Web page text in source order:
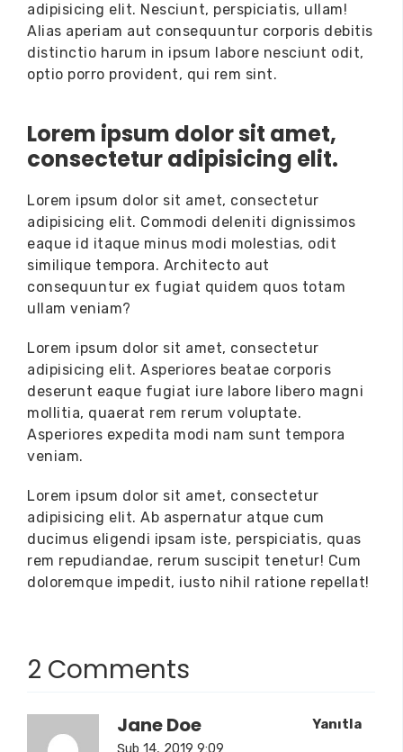
adipisicing elit. Nesciunt, perspiciatis, ullam!
Alias aperiam aut consequuntur corporis debitis
distinctio harum in ipsum labore nesciunt odit,
optio porro provident, qui rem sint.
Lorem ipsum dolor sit amet,
consectetur adipisicing elit.
Lorem ipsum dolor sit amet, consectetur
adipisicing elit. Commodi deleniti dignissimos
eaque id itaque minus modi molestias, odit
similique tempora. Architecto aut
consequuntur ex fugiat quidem quos totam
ullam veniam?
Lorem ipsum dolor sit amet, consectetur
adipisicing elit. Asperiores beatae corporis
deserunt eaque fugiat iure labore libero magni
mollitia, quaerat rem rerum voluptate.
Asperiores expedita modi nam sunt tempora
veniam.
Lorem ipsum dolor sit amet, consectetur
adipisicing elit. Ab aspernatur atque cum
ducimus eligendi ipsam iste, perspiciatis, quas
rem repudiandae, rerum suscipit tenetur! Cum
doloremque impedit, iusto nihil ratione repellat!
2 Comments
Jane Doe Yanıtla
Şub 14, 2019 9:09